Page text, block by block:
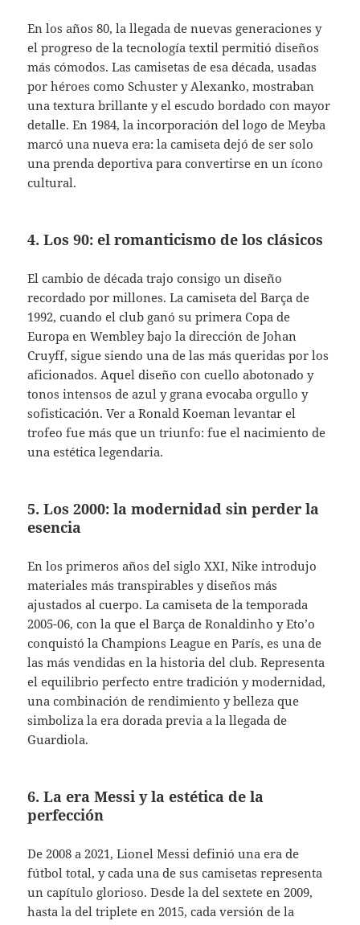
En los años 80, la llegada de nuevas generaciones y
el progreso de la tecnología textil permitió diseños
más cómodos. Las camisetas de esa década, usadas
por héroes como Schuster y Alexanko, mostraban
una textura brillante y el escudo bordado con mayor
detalle. En 1984, la incorporación del logo de Meyba
marcó una nueva era: la camiseta dejó de ser solo
una prenda deportiva para convertirse en un ícono
cultural.
4. Los 90: el romanticismo de los clásicos
El cambio de década trajo consigo un diseño
recordado por millones. La camiseta del Barça de
1992, cuando el club ganó su primera Copa de
Europa en Wembley bajo la dirección de Johan
Cruyff, sigue siendo una de las más queridas por los
aficionados. Aquel diseño con cuello abotonado y
tonos intensos de azul y grana evocaba orgullo y
sofisticación. Ver a Ronald Koeman levantar el
trofeo fue más que un triunfo: fue el nacimiento de
una estética legendaria.
5. Los 2000: la modernidad sin perder la
esencia
En los primeros años del siglo XXI, Nike introdujo
materiales más transpirables y diseños más
ajustados al cuerpo. La camiseta de la temporada
2005-06, con la que el Barça de Ronaldinho y Eto’o
conquistó la Champions League en París, es una de
las más vendidas en la historia del club. Representa
el equilibrio perfecto entre tradición y modernidad,
una combinación de rendimiento y belleza que
simboliza la era dorada previa a la llegada de
Guardiola.
6. La era Messi y la estética de la
perfección
De 2008 a 2021, Lionel Messi definió una era de
fútbol total, y cada una de sus camisetas representa
un capítulo glorioso. Desde la del sextete en 2009,
hasta la del triplete en 2015, cada versión de la